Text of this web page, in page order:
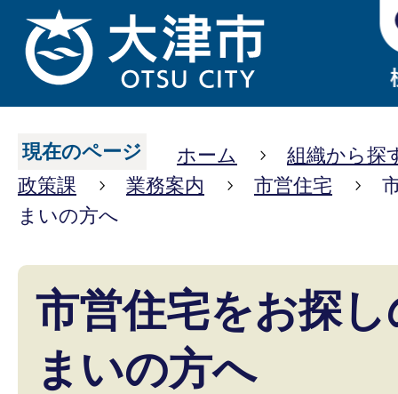
現在のページ ホーム
組織から探
政策課
業務案内 市営住宅
まいの方へ
市営住宅をお探
まいの方へ